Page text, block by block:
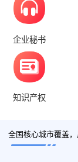
企业秘书
知识产权
全国核心城市覆盖